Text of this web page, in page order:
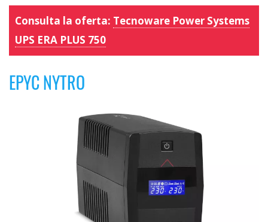
Consulta la oferta: Tecnoware Power Systems
UPS ERA PLUS 750
EPYC NYTRO